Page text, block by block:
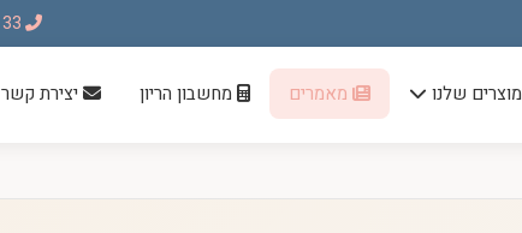
שלנו מאמרים מחשבון הריון יצירת קשר